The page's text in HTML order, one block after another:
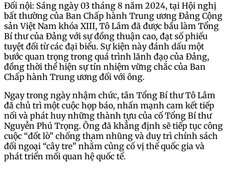
Đối nội: Sáng ngày 03 tháng 8 năm 2024, tại Hội nghị
bất thường của Ban Chấp hành Trung ương Đảng Cộng
sản Việt Nam khóa XIII, Tô Lâm đã được bầu làm Tổng
Bí thư của Đảng với sự đồng thuận cao, đạt số phiếu
tuyệt đối từ các đại biểu. Sự kiện này đánh dấu một
bước quan trọng trong quá trình lãnh đạo của Đảng,
đồng thời thể hiện sự tín nhiệm vững chắc của Ban
Chấp hành Trung ương đối với ông.
Ngay trong ngày nhậm chức, tân Tổng Bí thư Tô Lâm
đã chủ trì một cuộc họp báo, nhấn mạnh cam kết tiếp
nối và phát huy những thành tựu của cố Tổng Bí thư
Nguyễn Phú Trọng. Ông đã khẳng định sẽ tiếp tục công
cuộc “đốt lò” chống tham nhũng và duy trì chính sách
đối ngoại “cây tre” nhằm củng cố vị thế quốc gia và
phát triển mối quan hệ quốc tế.